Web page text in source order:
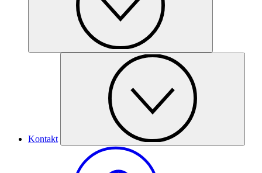
Kontakt